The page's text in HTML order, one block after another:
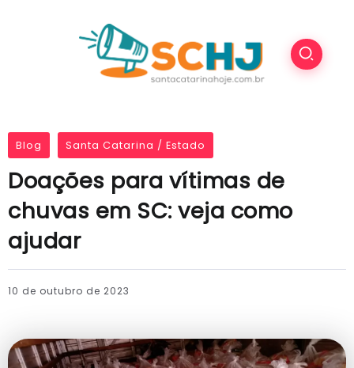
Blog Santa Catarina / Estado
Doações para vítimas de
chuvas em SC: veja como
ajudar
10 de outubro de 2023